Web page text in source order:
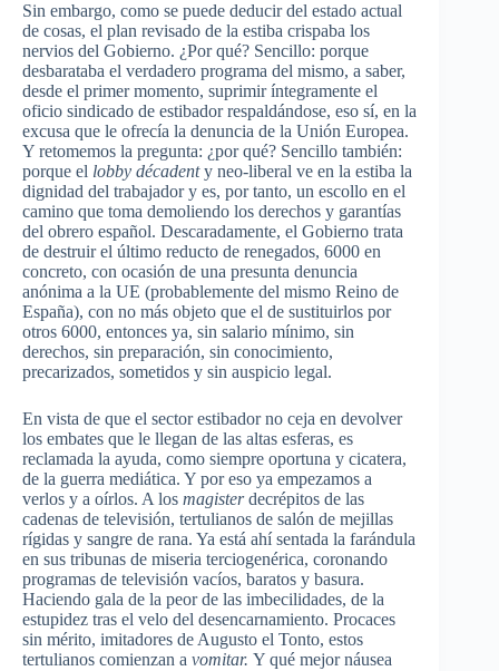
Sin embargo, como se puede deducir del estado actual
de cosas, el plan revisado de la estiba crispaba los
nervios del Gobierno. ¿Por qué? Sencillo: porque
desbarataba el verdadero programa del mismo, a saber,
desde el primer momento, suprimir íntegramente el
oficio sindicado de estibador respaldándose, eso sí, en la
excusa que le ofrecía la denuncia de la Unión Europea.
Y retomemos la pregunta: ¿por qué? Sencillo también:
porque el lobby décadenty neo-liberal ve en la estiba la
dignidad del trabajador y es, por tanto, un escollo en el
camino que toma demoliendo los derechos y garantías
del obrero español. Descaradamente, el Gobierno trata
de destruir el último reducto de renegados, 6000 en
concreto, con ocasión de una presunta denuncia
anónima a la UE (probablemente del mismo Reino de
España), con no más objeto que el de sustituirlos por
otros 6000, entonces ya, sin salario mínimo, sin
derechos, sin preparación, sin conocimiento,
precarizados, sometidos y sin auspicio legal.
En vista de que el sector estibador no ceja en devolver
los embates que le llegan de las altas esferas, es
reclamada la ayuda, como siempre oportuna y cicatera,
de la guerra mediática. Y por eso ya empezamos a
verlos y a oírlos. A los magisterdecrépitos de las
cadenas de televisión, tertulianos de salón de mejillas
rígidas y sangre de rana. Ya está ahí sentada la farándula
en sus tribunas de miseria terciogenérica, coronando
programas de televisión vacíos, baratos y basura.
Haciendo gala de la peor de las imbecilidades, de la
estupidez tras el velo del desencarnamiento. Procaces
sin mérito, imitadores de Augusto el Tonto, estos
tertulianos comienzan a vomitar. Y qué mejor náusea